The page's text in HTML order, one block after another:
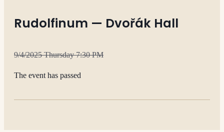
Rudolfinum — Dvořák Hall
9/4/2025 Thursday 7:30 PM
The event has passed